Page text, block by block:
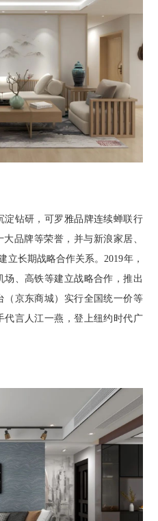
钻研，可罗雅品牌连续蝉联行
品牌等荣誉，并与新浪家居、
立长期战略合作关系。2019年，
、高铁等建立战略合作，推出
京东商城）实行全国统一价等
言人江一燕，登上纽约时代广